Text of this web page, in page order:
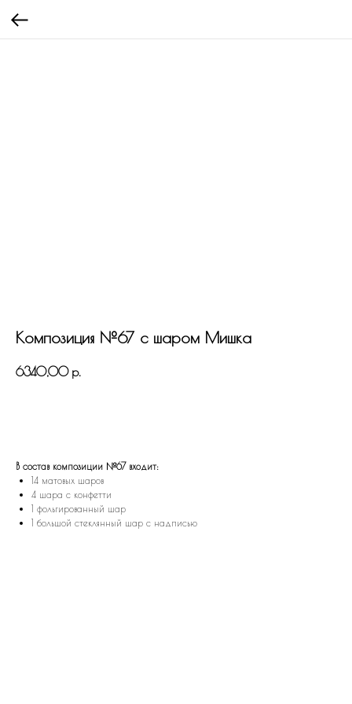
Композиция №67 с шаром Мишка
6340,00 р.
В состав композиции №67 входит:
14 матовых шаров
4 шара с конфетти
1 фольгированный шар
1 большой стеклянный шар с надписью